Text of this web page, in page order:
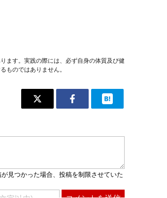
ます。実践の際には、必ず自身の体質及び健
ものではありません。